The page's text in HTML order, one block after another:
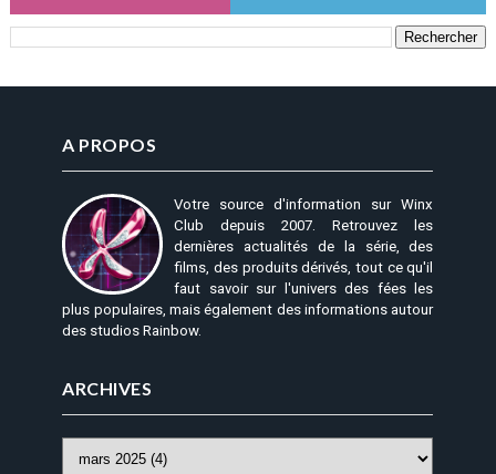
A PROPOS
Votre source d'information sur Winx
Club depuis 2007. Retrouvez les
dernières actualités de la série, des
films, des produits dérivés, tout ce qu'il
faut savoir sur l'univers des fées les
plus populaires, mais également des informations autour
des studios Rainbow.
ARCHIVES